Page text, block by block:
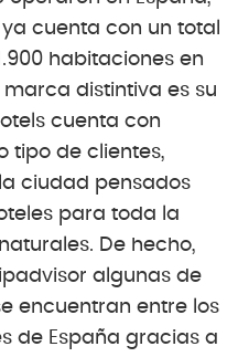
cuenta con un total
habitaciones en
marca distintiva es su
cuenta con
tipo de clientes,
ciudad pensados
para toda la
De hecho,
algunas de
encuentran entre los
de España gracias a